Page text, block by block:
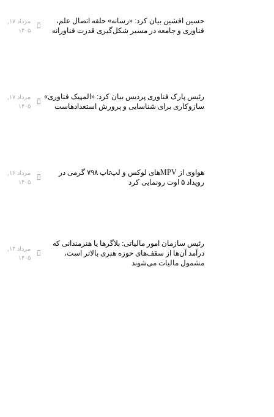
حسین افشین بیان کرد: «رسانه» حلقه اتصال علم،
فناوری و جامعه در مسیر شکل‌گیری قدرت فناورانه
۱۴۰۵
رئیس پارک فناوری پردیس بیان کرد: «المپیک فناوری»
سازوکاری برای شناسایی و پرورش استعدادهاست
۱۴۰۵
هواوی از MPVهای لوکس و لپ‌تاپ ۷۹۸ گرمی در
رویداد ۵ اوت رونمایی کرد
۱۴۰۵
رئیس سازمان امور مالیاتی: بلاگر‌ها یا هنرمندانی که
درآمد آن‌ها از سقف‌های حوزه هنری بالاتر است،
مشمول مالیات می‌شوند
۱۴۰۵